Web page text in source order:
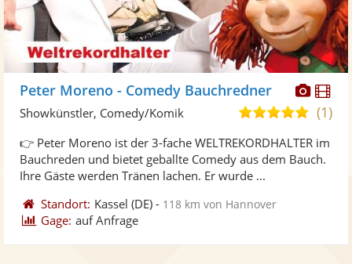
Fotos
Peter Moreno - Comedy Bauchredner
5,0
5
(1)
Showkünstler, Comedy/Komik
👉 Peter Moreno ist der 3-fache WELTREKORDHALTER im
Bauchreden und bietet geballte Comedy aus dem Bauch.
Ihre Gäste werden Tränen lachen. Er wurde ...
Standort: Kassel (DE) - 118 km von Hannover
Gage: auf Anfrage